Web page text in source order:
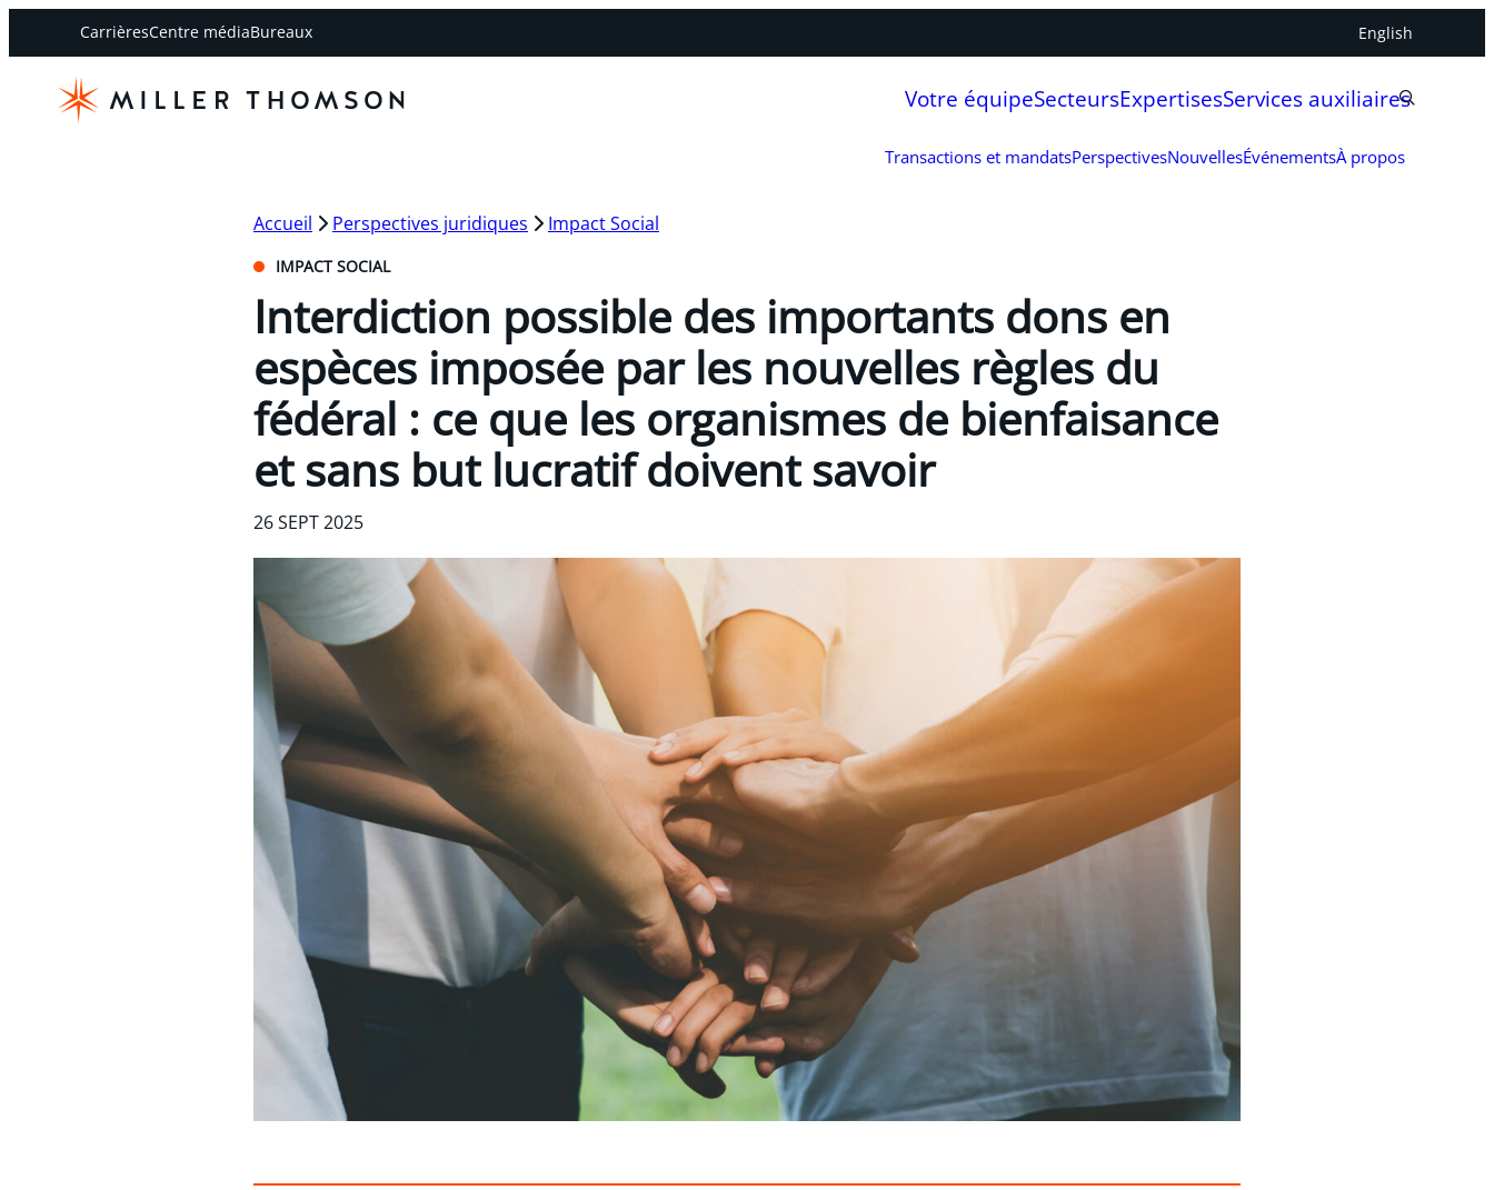
CarrièresCentre médiaBureaux English
Votre équipeSecteursExpertisesServices auxiliaires
Transactions et mandatsPerspectivesNouvellesÉvénementsÀ propos
Accueil Perspectives juridiques Impact Social
IMPACT SOCIAL
Interdiction possible des importants dons en
espèces imposée par les nouvelles règles du
fédéral : ce que les organismes de bienfaisance
et sans but lucratif doivent savoir
26 SEPT 2025